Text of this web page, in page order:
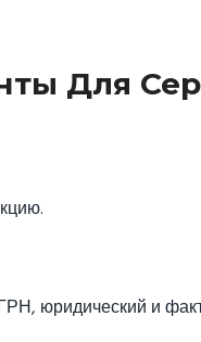
Для
юридический и